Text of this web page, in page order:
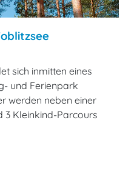
sich inmitten eines
und Ferienpark
werden neben einer
3 Kleinkind-Parcours